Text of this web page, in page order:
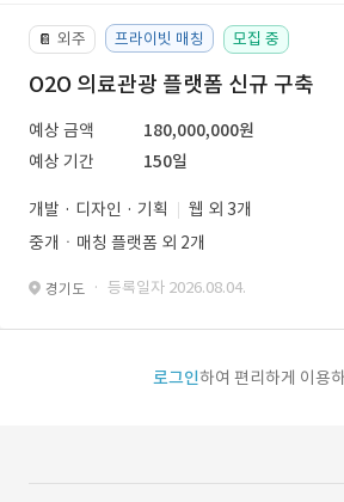
📔 외주 프라이빗 매칭 모집 중
O2O 의료관광 플랫폼 신규 구축
예상 금액
180,000,000원
예상 기간
150일
개발 · 디자인 · 기획
웹 외 3개
중개ㆍ매칭 플랫폼 외 2개
경기도 · 등록일자 2026.08.04.
로그인하여 편리하게 이용